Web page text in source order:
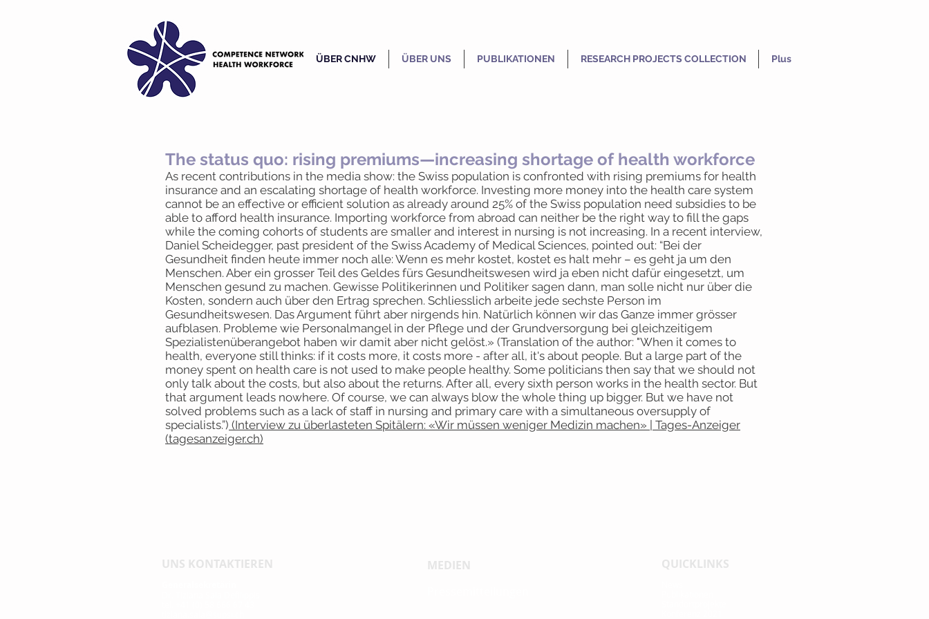
ÜBER CNHW ÜBER UNS PUBLIKATIONEN RESEARCH PROJECTS COLLECTION Plus
The status quo: rising premiums—increasing shortage of health workforce
As recent contributions in the media show: the Swiss population is confronted with rising premiums for health
insurance and an escalating shortage of health workforce. Investing more money into the health care system
cannot be an effective or efficient solution as already around 25% of the Swiss population need subsidies to be
able to afford health insurance. Importing workforce from abroad can neither be the right way to fill the gaps
while the coming cohorts of students are smaller and interest in nursing is not increasing. In a recent interview,
Daniel Scheidegger, past president of the Swiss Academy of Medical Sciences, pointed out: “Bei der
Gesundheit finden heute immer noch alle: Wenn es mehr kostet, kostet es halt mehr – es geht ja um den
Menschen. Aber ein grosser Teil des Geldes fürs Gesundheitswesen wird ja eben nicht dafür eingesetzt, um
Menschen gesund zu machen. Gewisse Politikerinnen und Politiker sagen dann, man solle nicht nur über die
Kosten, sondern auch über den Ertrag sprechen. Schliesslich arbeite jede sechste Person im
Gesundheitswesen. Das Argument führt aber nirgends hin. Natürlich können wir das Ganze immer grösser
aufblasen. Probleme wie Personalmangel in der Pflege und der Grundversorgung bei gleichzeitigem
Spezialistenüberangebot haben wir damit aber nicht gelöst.» (Translation of the author: "When it comes to
health, everyone still thinks: if it costs more, it costs more - after all, it's about people. But a large part of the
money spent on health care is not used to make people healthy. Some politicians then say that we should not
only talk about the costs, but also about the returns. After all, every sixth person works in the health sector. But
that argument leads nowhere. Of course, we can always blow the whole thing up bigger. But we have not
solved problems such as a lack of staff in nursing and primary care with a simultaneous oversupply of
specialists.”) (Interview zu überlasteten Spitälern: «Wir müssen weniger Medizin machen» | Tages-Anzeiger
(tagesanzeiger.ch)
UNS KONTAKTIEREN
MEDIEN
QUICKLINKS